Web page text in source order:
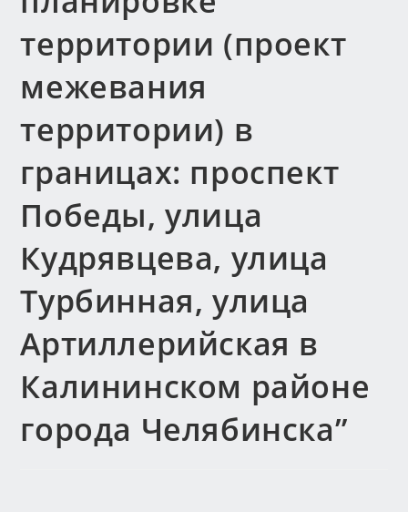
территории (проект
межевания
территории) в
границах: проспект
Победы, улица
Кудрявцева, улица
Турбинная, улица
Артиллерийская в
Калининском районе
города Челябинска”